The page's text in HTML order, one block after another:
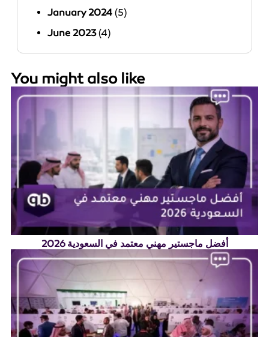
January 2024 (5)
June 2023(4)
You might also like
أفضل ماجستير مهني معتمد في السعودية 2026